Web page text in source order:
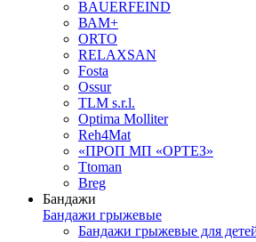
BAUERFEIND
ВАМ+
ORTO
RELAXSAN
Fosta
Ossur
TLM s.r.l.
Optima Molliter
Reh4Mat
«ПРОП МП «ОРТЕЗ»
Ttoman
Breg
Бандажи
Бандажи грыжевые
Бандажи грыжевые для